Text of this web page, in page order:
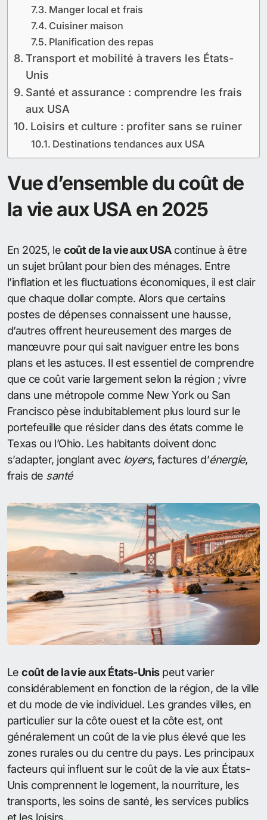
Manger local et frais
Cuisiner maison
Planification des repas
Transport et mobilité à travers les États-
Unis
Santé et assurance : comprendre les frais
aux USA
Loisirs et culture : profiter sans se ruiner
Destinations tendances aux USA
Vue d’ensemble du coût de
la vie aux USA en 2025
En 2025, le coût de la vie aux USAcontinue à être
un sujet brûlant pour bien des ménages. Entre
l’inflation et les fluctuations économiques, il est clair
que chaque dollar compte. Alors que certains
postes de dépenses connaissent une hausse,
d’autres offrent heureusement des marges de
manœuvre pour qui sait naviguer entre les bons
plans et les astuces. Il est essentiel de comprendre
que ce coût varie largement selon la région ; vivre
dans une métropole comme New York ou San
Francisco pèse indubitablement plus lourd sur le
portefeuille que résider dans des états comme le
Texas ou l’Ohio. Les habitants doivent donc
s’adapter, jonglant avec loyers, factures d’énergie,
frais de santé
Lecoût de la vie aux États-Unispeut varier
considérablement en fonction de la région, de la ville
et du mode de vie individuel. Les grandes villes, en
particulier sur la côte ouest et la côte est, ont
généralement un coût de la vie plus élevé que les
zones rurales ou du centre du pays. Les principaux
facteurs qui influent sur le coût de la vie aux États-
Unis comprennent le logement, la nourriture, les
transports, les soins de santé, les services publics
et les loisirs.